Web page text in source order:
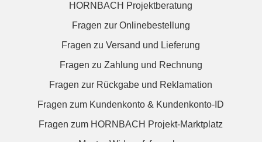
HORNBACH Projektberatung
Fragen zur Onlinebestellung
Fragen zu Versand und Lieferung
Fragen zu Zahlung und Rechnung
Fragen zur Rückgabe und Reklamation
Fragen zum Kundenkonto & Kundenkonto-ID
Fragen zum HORNBACH Projekt-Marktplatz